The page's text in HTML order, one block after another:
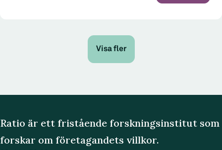
gjorde Anders Isaksson från Chalmers tekniska
Visa fler
Ratio är ett fristående forskningsinstitut som
forskar om företagandets villkor.